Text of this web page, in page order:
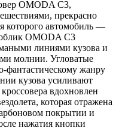
OMODA C3,
прекрасно
которого автомобиль —
OMODA C3
линиями кузова и
молнии. Угловатые
фантастическому жанру
кузова усиливают
вдохновлен
которая отражена
покрытии и
нажатия кнопки